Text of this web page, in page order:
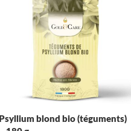
Psyllium blond bio (téguments)